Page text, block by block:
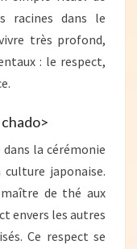
racines dans le
très profond,
: le respect,
la cérémonie
japonaise.
de thé aux
envers les autres
Ce respect se